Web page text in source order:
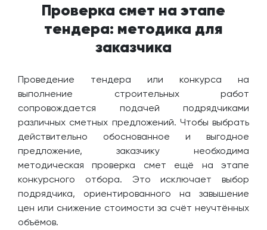
Проверка смет на этапе
тендера: методика для
заказчика
Проведение тендера или конкурса на
выполнение строительных работ
сопровождается подачей подрядчиками
различных сметных предложений. Чтобы выбрать
действительно обоснованное и выгодное
предложение, заказчику необходима
методическая проверка смет ещё на этапе
конкурсного отбора. Это исключает выбор
подрядчика, ориентированного на завышение
цен или снижение стоимости за счёт неучтённых
объёмов.